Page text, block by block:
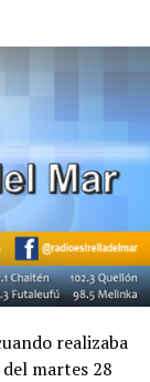
realizaba
martes 28